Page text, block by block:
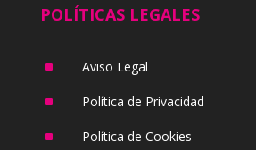
POLÍTICAS LEGALES
^ Aviso Legal
^ Política de Privacidad
^ Política de Cookies